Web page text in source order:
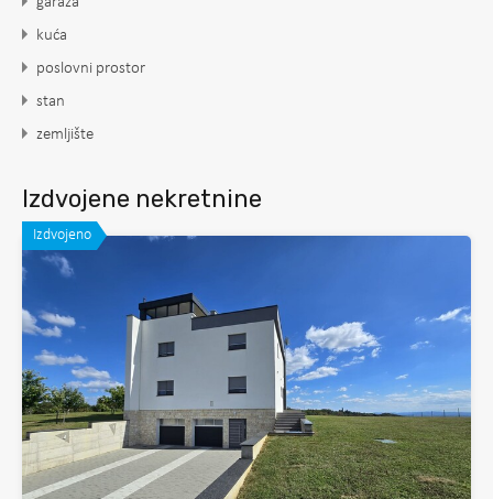
kuća
poslovni prostor
stan
zemljište
Izdvojene nekretnine
Izdvojeno